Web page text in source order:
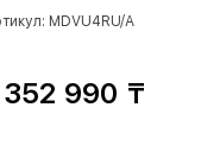
MDVU4RU/A
352 990 ₸